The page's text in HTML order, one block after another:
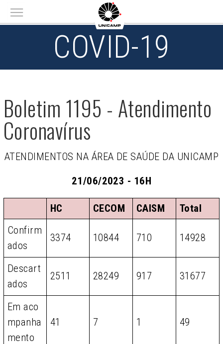
Main menu
COVID-19
Boletim 1195 - Atendimento
Coronavírus
ATENDIMENTOS NA ÁREA DE SAÚDE DA UNICAMP
21/06/2023 - 16H
HC CECOM CAISM
Total
Confirm
ados
3374 10844 710 14928
Descart
ados
2511 28249 917 31677
Em aco
mpanha
mento
41 7 1 49